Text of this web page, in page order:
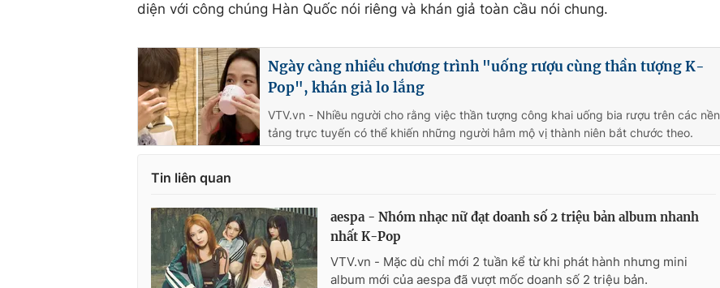
diện với công chúng Hàn Quốc nói riêng và khán giả toàn cầu nói chung.
Ngày càng nhiều chương trình "uống rượu cùng thần tượng K-
Pop", khán giả lo lắng
VTV.vn - Nhiều người cho rằng việc thần tượng công khai uống bia rượu trên các nền
tảng trực tuyến có thể khiến những người hâm mộ vị thành niên bắt chước theo.
Tin liên quan
aespa - Nhóm nhạc nữ đạt doanh số 2 triệu bản album nhanh
nhất K-Pop
VTV.vn - Mặc dù chỉ mới 2 tuần kể từ khi phát hành nhưng mini
album mới của aespa đã vượt mốc doanh số 2 triệu bản.